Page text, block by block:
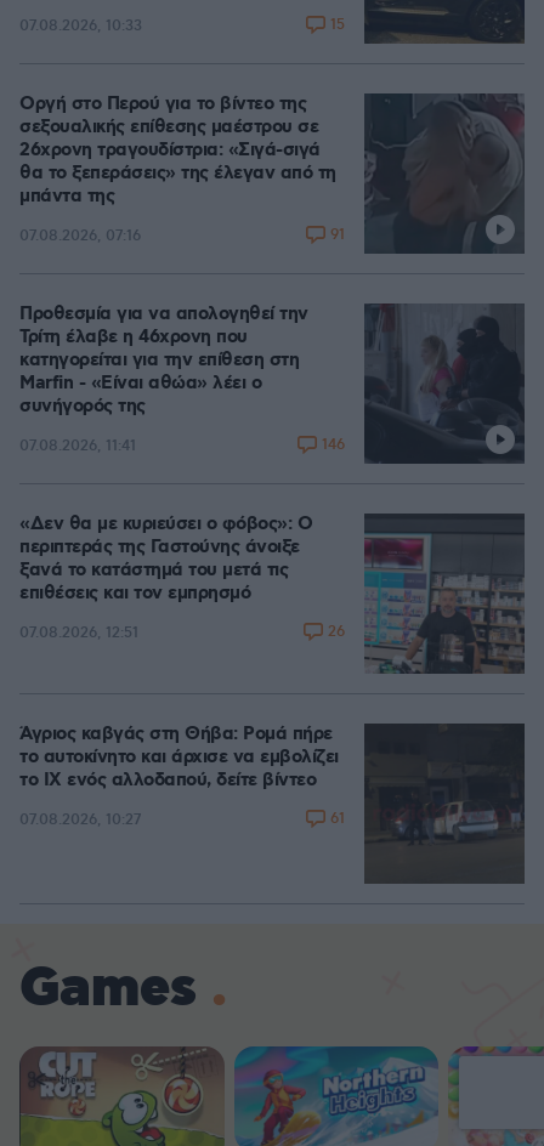
07.08.2026, 10:33 15
Οργή στο Περού για το βίντεο της
σεξουαλικής επίθεσης μαέστρου σε
26χρονη τραγουδίστρια: «Σιγά-σιγά
θα το ξεπεράσεις» της έλεγαν από τη
μπάντα της
07.08.2026, 07:16 91
Προθεσμία για να απολογηθεί την
Τρίτη έλαβε η 46χρονη που
κατηγορείται για την επίθεση στη
Marfin - «Είναι αθώα» λέει ο
συνήγορός της
07.08.2026, 11:41 146
«Δεν θα με κυριεύσει ο φόβος»: Ο
περιπτεράς της Γαστούνης άνοιξε
ξανά το κατάστημά του μετά τις
επιθέσεις και τον εμπρησμό
07.08.2026, 12:51 26
Άγριος καβγάς στη Θήβα: Ρομά πήρε
το αυτοκίνητο και άρχισε να εμβολίζει
το ΙΧ ενός αλλοδαπού, δείτε βίντεο
07.08.2026, 10:27 61
Games